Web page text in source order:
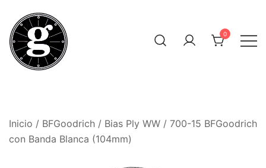
contenido
0
Inicio / BFGoodrich / Bias Ply WW / 700-15 BFGoodrich
con Banda Blanca (104mm)